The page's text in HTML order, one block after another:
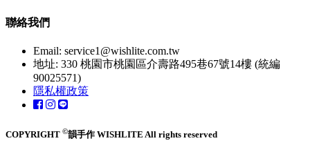
聯絡我們
Email: service1@wishlite.com.tw
地址: 330 桃園市桃園區介壽路495巷67號14樓 (統編
90025571)
隱私權政策
COPYRIGHT ©韻手作 WISHLITE All rights reserved